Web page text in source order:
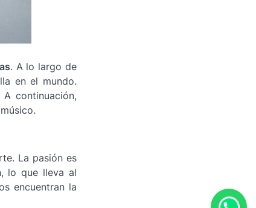
. A lo largo de
en el mundo.
A continuación,
La pasión es
, lo que lleva al
encuentran la